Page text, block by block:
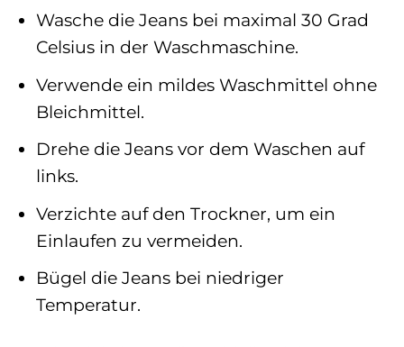
Wasche die Jeans bei maximal 30 Grad
Celsius in der Waschmaschine.
Verwende ein mildes Waschmittel ohne
Bleichmittel.
Drehe die Jeans vor dem Waschen auf
links.
Verzichte auf den Trockner, um ein
Einlaufen zu vermeiden.
Bügel die Jeans bei niedriger
Temperatur.